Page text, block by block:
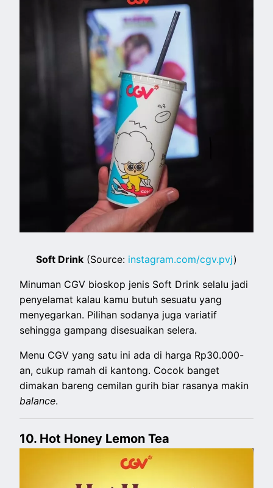
Soft Drink (Source: instagram.com/cgv.pvj)
Minuman CGV bioskop jenis Soft Drink selalu jadi
penyelamat kalau kamu butuh sesuatu yang
menyegarkan. Pilihan sodanya juga variatif
sehingga gampang disesuaikan selera.
Menu CGV yang satu ini ada di harga Rp30.000-
an, cukup ramah di kantong. Cocok banget
dimakan bareng cemilan gurih biar rasanya makin
balance.
10. Hot Honey Lemon Tea